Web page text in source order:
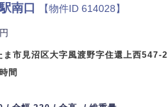
南口 【物件ID 614028】
円
ま市見沼区大字風渡野字住還上西547-2
間